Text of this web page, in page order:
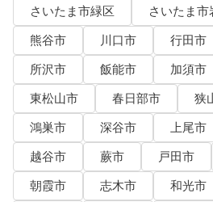
さいたま市緑区
さいたま市
熊谷市
川口市 行田市
所沢市
飯能市 加須市
東松山市
春日部市 狭
鴻巣市
深谷市 上尾市
越谷市
蕨市 戸田市
朝霞市
志木市 和光市